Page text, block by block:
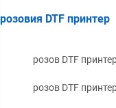
розовия DTF принтер
розов DTF
розов DTF